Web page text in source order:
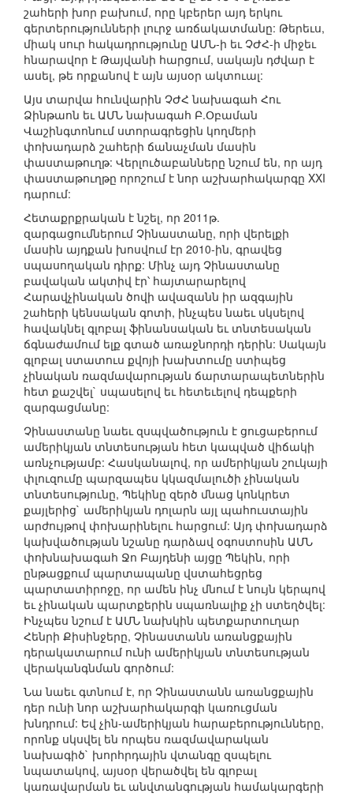
շահերի խոր բախում, որը կբերեր այդ երկու
գերտերությունների լուրջ առճակատմանը: Թերեւս,
միակ սուր հակադրությունը ԱՄՆ-ի եւ ՉԺՀ-ի միջեւ
հնարավոր է Թայվանի հարցում, սակայն դժվար է
ասել, թե որքանով է այն այսօր ակտուալ:
Այս տարվա հունվարին ՉԺՀ նախագահ Հու
Ձինթաոն եւ ԱՄՆ նախագահ Բ.Օբաման
Վաշինգտոնում ստորագրեցին կողմերի
փոխադարձ շահերի ճանաչման մասին
փաստաթուղթ: Վերլուծաբանները նշում են, որ այդ
փաստաթուղթը որոշում է նոր աշխարհակարգը XXI
դարում:
Հետաքրքրական է նշել, որ 2011թ.
զարգացումներում Չինաստանը, որի վերելքի
մասին այդքան խոսվում էր 2010-ին, գրավեց
սպասողական դիրք: Մինչ այդ Չինաստանը
բավական ակտիվ էր՝ հայտարարելով
Հարավչինական ծովի ավազանն իր ազգային
շահերի կենսական գոտի, ինչպես նաեւ սկսելով
հավակնել գլոբալ ֆինանսական եւ տնտեսական
ճգնաժամում ելք գտած առաջնորդի դերին: Սակայն
գլոբալ ստատուս քվոյի խախտումը ստիպեց
չինական ռազմավարության ճարտարապետներին
հետ քաշվել` սպասելով եւ հետեւելով դեպքերի
զարգացմանը:
Չինաստանը նաեւ զսպվածություն է ցուցաբերում
ամերիկյան տնտեսության հետ կապված վիճակի
առնչությամբ: Հասկանալով, որ ամերիկյան շուկայի
փլուզումը պարզապես կկազմալուծի չինական
տնտեսությունը, Պեկինը զերծ մնաց կոնկրետ
քայլերից` ամերիկյան դոլարն այլ պահուստային
արժույթով փոխարինելու հարցում: Այդ փոխադարձ
կախվածության նշանը դարձավ օգոստոսին ԱՄՆ
փոխնախագահ Ջո Բայդենի այցը Պեկին, որի
ընթացքում պարտապանը վստահեցրեց
պարտատիրոջը, որ ամեն ինչ մնում է նույն կերպով
եւ չինական պարտքերին սպառնալիք չի ստեղծվել:
Ինչպես նշում է ԱՄՆ նախկին պետքարտուղար
Հենրի Քիսինջերը, Չինաստանն առանցքային
դերակատարում ունի ամերիկյան տնտեսության
վերականգնման գործում:
Նա նաեւ գտնում է, որ Չինաստանն առանցքային
դեր ունի նոր աշխարհակարգի կառուցման
խնդրում: Եվ չին-ամերիկյան հարաբերությունները,
որոնք սկսվել են որպես ռազմավարական
նախագիծ` խորհրդային վտանգը զսպելու
նպատակով, այսօր վերածվել են գլոբալ
կառավարման եւ անվտանգության համակարգերի